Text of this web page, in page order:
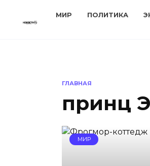
МИР ПОЛИТИКА
ГЛАВНАЯ
принц
МИР